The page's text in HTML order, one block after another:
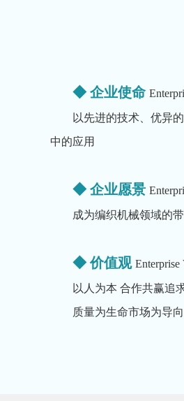
◆ 企业使命
以先进的技术、优异
中的应用
◆ 企业愿景
成为编织机械领域的
◆ 价值观 Enterprise
以人为本 合作共赢追
质量为生命市场为导